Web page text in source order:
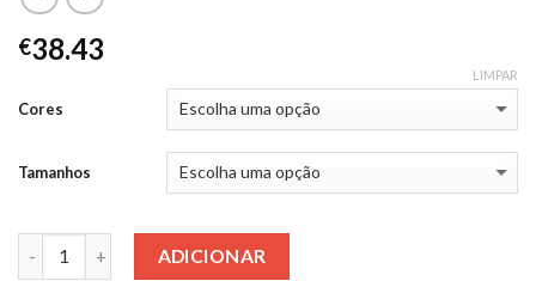
€38.43
Cores
Tamanhos
LIMPAR
Quantidade ADICIONAR